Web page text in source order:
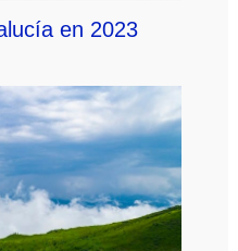
en 2023